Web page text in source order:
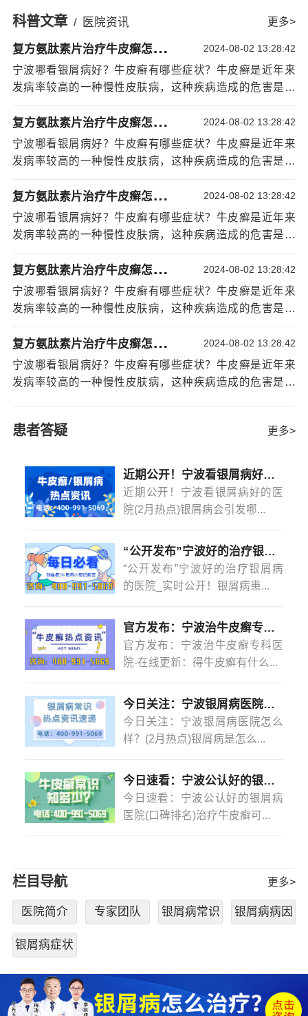
大，但随着病情的恶化，点疹会逐
大，并且数量增多，甚至会融合成一片，边缘会与正常皮
肤有鲜明的对比。
3、初期症状的牛皮癣会有“点状出血”的现象，如
果轻轻刮一下患处，会见到一丝丝的血点。
菠萝：菠萝含有丰富的纤维，对蛋白质的分解是
非常有利的，同时还具有消化的功能。
猕猴桃：含有丰富的维生素C，同时有增强体质的
作用，利尿通便的效果。
“一日一苹果，医生远离我”，因此苹果的效果是非常好的。
木瓜：含有的蛋白酵素有助于分解蛋白质，同时
对患者的消化系统有很大的作用。
此患者平常可以多吃。
牛皮癣有哪些症状？综上所述，牛皮癣的症状是
非常多的，大家在早期时一定要及时接受治疗，同时患者
都有很大的帮助，同时患者要注意日常生活，要合理作
病魔，克服心理障碍。
科普文章 / 医院资讯 更多>
复
方氨肽素片治疗牛皮癣怎么样?：宁波治疗银屑病效果 2024-08-02 13:28:42
宁波哪看银屑病好？牛皮癣有哪些症状？牛皮癣是近年来
发病率较高的一种慢性皮肤病，这种疾病造成的危害是非
心健康。同时牛皮癣的症状有很多，但由于有些人对牛皮
癣的不了解，导致了病情反复复杂，从而使患者的身心受
到沉重[详情]
复
方氨肽素片治疗牛皮癣怎么样?：宁波治疗银屑病效果 2024-08-02 13:28:42
宁波哪看银屑病好？牛皮癣有哪些症状？牛皮癣是近年来
发病率较高的一种慢性皮肤病，这种疾病造成的危害是非
心健康。同时牛皮癣的症状有很多，但由于有些人对牛皮
癣的不了解，导致了病情反复复杂，从而使患者的身心受
到沉重[详情]
复
方氨肽素片治疗牛皮癣怎么样?：宁波治疗银屑病效果 2024-08-02 13:28:42
宁波哪看银屑病好？牛皮癣有哪些症状？牛皮癣是近年来
发病率较高的一种慢性皮肤病，这种疾病造成的危害是非
心健康。同时牛皮癣的症状有很多，但由于有些人对牛皮
癣的不了解，导致了病情反复复杂，从而使患者的身心受
到沉重[详情]
复
方氨肽素片治疗牛皮癣怎么样?：宁波治疗银屑病效果 2024-08-02 13:28:42
宁波哪看银屑病好？牛皮癣有哪些症状？牛皮癣是近年来
发病率较高的一种慢性皮肤病，这种疾病造成的危害是非
心健康。同时牛皮癣的症状有很多，但由于有些人对牛皮
癣的不了解，导致了病情反复复杂，从而使患者的身心受
到沉重[详情]
复
方氨肽素片治疗牛皮癣怎么样?：宁波治疗银屑病效果 2024-08-02 13:28:42
宁波哪看银屑病好？牛皮癣有哪些症状？牛皮癣是近年来
发病率较高的一种慢性皮肤病，这种疾病造成的危害是非
癣的不了解，导致了病情反复复杂，从而使患者的身心受
患者答疑 更多>
近期公开！宁波看银屑病好的医院(2月热点)银屑病会引发哪些并发症？
近期公开！宁波看银屑病好的医
院(2月热点)银屑病会引发哪...
“公开发布”宁波好的治疗银屑病的医院_实时公开！银屑病患者能吃菠萝蜜吗？
“公开发布”宁波好的治疗银屑病
的医院_实时公开！银屑病患...
官方发布：宁波治牛皮癣专科医院-在线更新：得牛皮癣有什么忌口的吗？
官方发布：宁波治牛皮癣专科医
院-在线更新：得牛皮癣有什么...
今日关注：宁波银屑病医院怎么样？(2月热点)银屑病是怎么染上的？
今日关注：宁波银屑病医院怎么
样？(2月热点)银屑病是怎么...
今日速看：宁波公认好的银屑病医院(口碑排名)治疗牛皮癣可以不吃药不打针吗？
今日速看：宁波公认好的银屑病
医院(口碑排名)治疗牛皮癣可...
栏目导航 更多>
医院简介 专家团队 银屑病常识 银屑病病因
银屑病症状